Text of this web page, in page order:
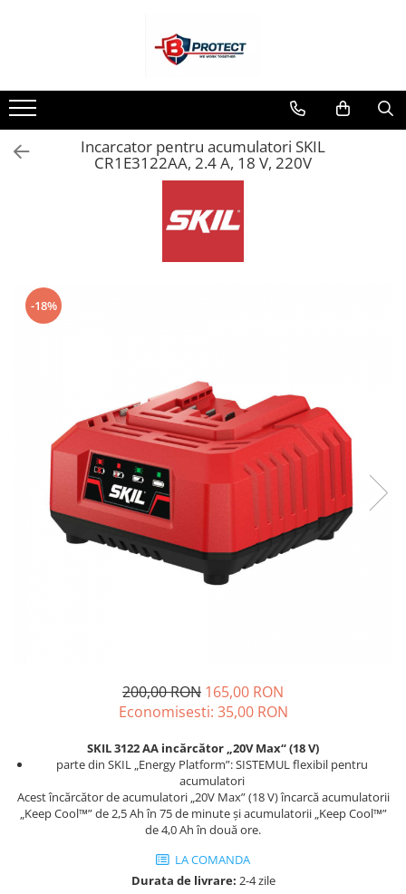
Atomizoare si pulverizatoare
Atomizoare
Pulverizatoare
Scule si unelte gradina
Diverse
Drujbe termice
Echipamente medicale
Echipamente PSI
Generatoare si unelte pentru
santier
Betoniere
Foarfece de tuns gard viu si
Masini si tractorase de tuns
Trimmere
Incarcator pentru acumulatori SKIL
CR1E3122AA, 2.4 A, 18 V, 220V
-18%
200,00 RON 165,00 RON
Economisesti: 35,00 RON
SKIL 3122 AA incărcător „20V Max“ (18 V)
parte din SKIL „Energy Platform”: SISTEMUL flexibil pentru
acumulatori
Acest încărcător de acumulatori „20V Max” (18 V) încarcă acumulatorii
„Keep Cool™” de 2,5 Ah în 75 de minute şi acumulatorii „Keep Cool™”
de 4,0 Ah în două ore.
LA COMANDA
Durata de livrare: 2-4 zile